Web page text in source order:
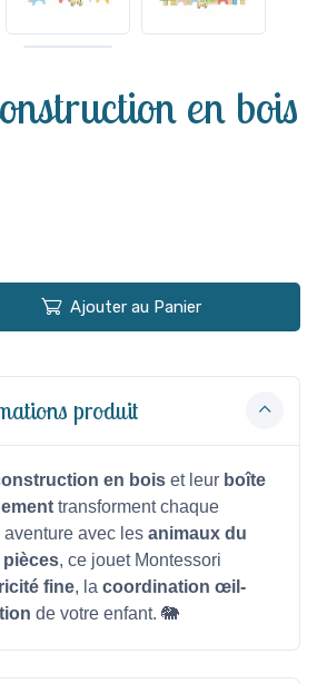
en bois
Ajouter au Panier
produit
en bois et leur boîte
transforment chaque
avec les animaux du
pièces, ce jouet Montessori
fine, la coordination œil-
de votre enfant. 🐘